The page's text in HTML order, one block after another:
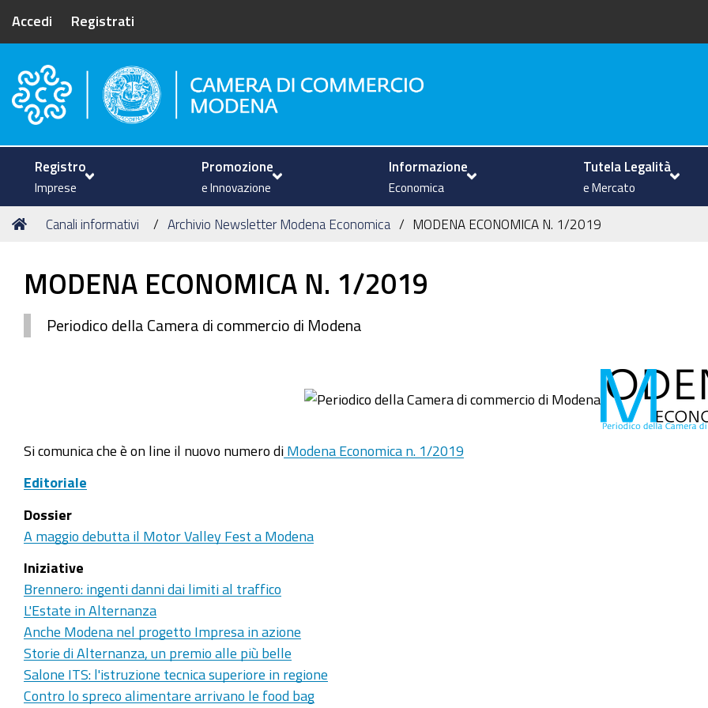
Accedi Registrati
Camera di Commercio di Modena
Registro
Imprese
Promozione
e Innovazione
Informazione
Economica
Tutela Legalità
e Mercato
Tu
Home
Canali informativi Archivio Newsletter Modena Economica MODENA ECONOMICA N. 1/2019
MODENA ECONOMICA N. 1/2019
Periodico della Camera di commercio di Modena
Si comunica che è on line il nuovo numero di Modena Economica n. 1/2019
Editoriale
Dossier
A maggio debutta il Motor Valley Fest a Modena
Iniziative
Brennero: ingenti danni dai limiti al traffico
L'Estate in Alternanza
Anche Modena nel progetto Impresa in azione
Storie di Alternanza, un premio alle più belle
Salone ITS: l'istruzione tecnica superiore in regione
Contro lo spreco alimentare arrivano le food bag